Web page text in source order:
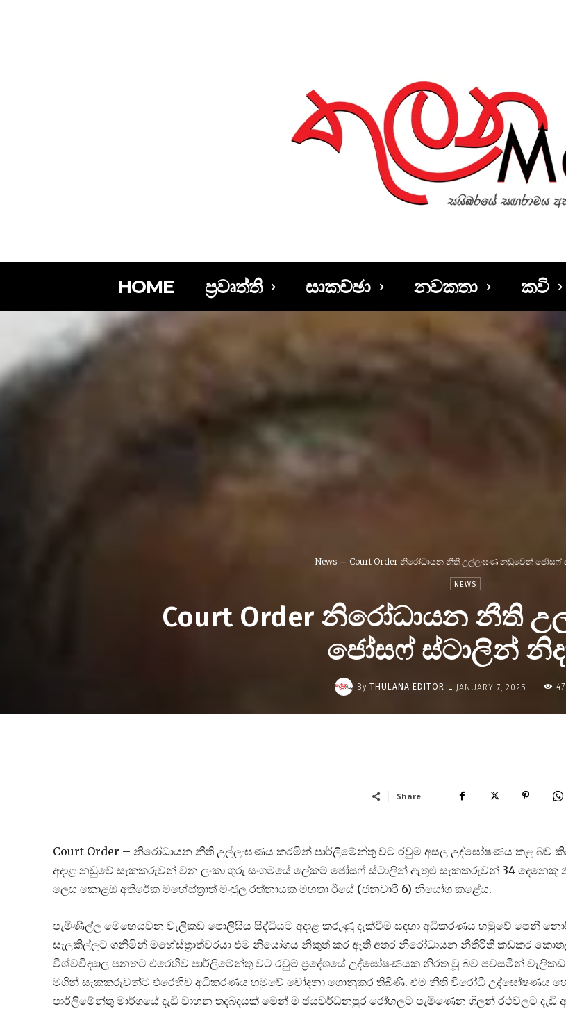
HOME ප්‍රවෘත්ති සාකච්ඡා නවකතා කවි
News Court Order නිරෝධායන නීති උල්ලංඝණ නඩුවෙන් ජෝසෆ්
NEWS
Court Order නිරෝධායන නීති
ජෝසෆ් ස්ටාලින්
By THULANA EDITOR - JANUARY 7, 2025 47
Share
Court Order – නිරෝධායන නීති උල්ලංඝණය කරමින් පාර්ලිමේන්තු වට රවුම අසල උද්ඝෝෂණය කළ බව
අදාළ නඩුවේ සැකකරුවන් වන ලංකා ගුරු සංගමයේ ලේකම් ජෝසෆ් ස්ටාලින් ඇතුළු සැකකරුවන් 34 දෙනෙකු
ලෙස කොළඹ අතිරේක මහේස්ත්‍රාත් මංජුල රත්නායක මහතා ඊයේ (ජනවාරි 6) නියෝග කළේය.
පැමිණිල්ල මෙහෙයවන වැලිකඩ පොලිසිය සිද්ධියට අදාළ කරුණු දැක්වීම සඳහා අධිකරණය හමුවේ පෙනී
සැලකිල්ලට ගනිමින් මහේස්ත්‍රාත්වරයා එම නියෝගය නිකුත් කර ඇති අතර නිරෝධායන නීතිරීති කඩකර
විශ්වවිද්‍යාල පනතට එරෙහිව පාර්ලිමේන්තු වට රවුම් ප්‍රදේශයේ උද්ඝෝෂණයක නිරත වූ බව පවසමින්
මගින් සැකකරුවන්ට එරෙහිව අධිකරණය හමුවේ චෝදනා ගොනුකර තිබිණි. එම නීති විරෝධී උද්ඝෝෂණය
පාර්ලිමේන්තු මාර්ගයේ දැඩි වාහන තදබදයක් මෙන් ම ජයවර්ධනපුර රෝහලට පැමිණෙන ගිලන් රථවලට දැඩි